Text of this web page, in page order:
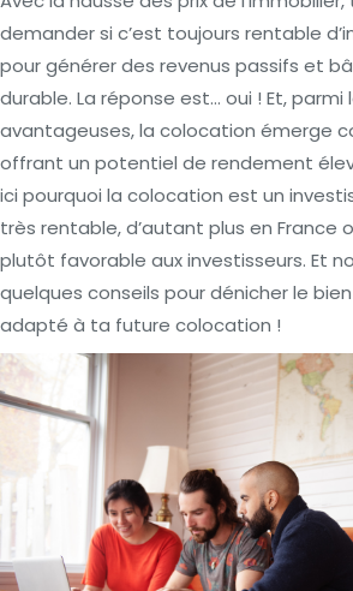
demander si c’est toujours rentable
pour générer des revenus passifs et
durable. La réponse est… oui ! Et, parmi
avantageuses, la colocation émerge
offrant un potentiel de rendement
ici pourquoi la colocation est un
très rentable, d’autant plus en France
plutôt favorable aux investisseurs. Et
quelques conseils pour dénicher le
adapté à ta future colocation !